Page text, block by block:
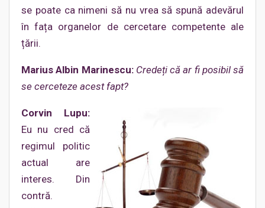
se poate ca nimeni să nu vrea să spună adevărul
în fața organelor de cercetare competente ale
țării.
Marius Albin Marinescu: Credeți că ar fi posibil să
se cerceteze acest fapt?
Corvin Lupu:
Eu nu cred că
regimul politic
actual are
interes. Din
contră.